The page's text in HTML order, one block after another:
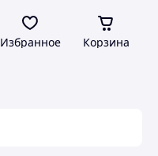
Избранное Корзина